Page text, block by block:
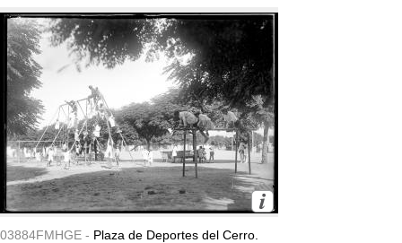
03884FMHGE - Plaza de Deportes del Cerro.